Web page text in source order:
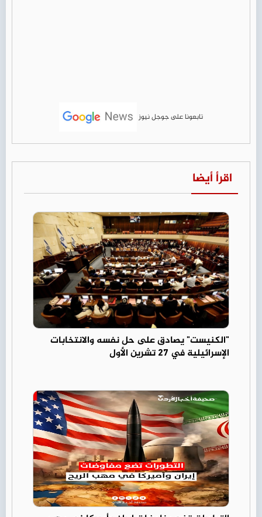
تابعونا على جوجل نيوز
اقرأ أيضا
"الكنيست" يصادق على حل نفسه والانتخابات
الإسرائيلية في 27 تشرين الأول